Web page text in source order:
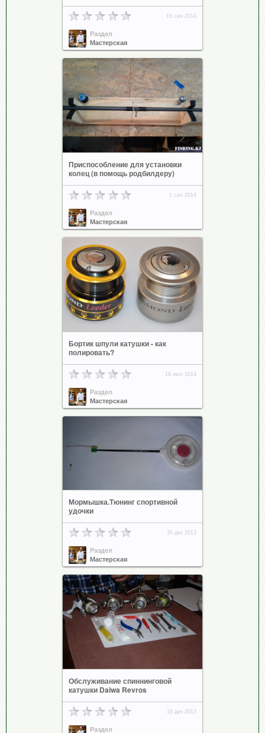
16 сен 2014
Раздел
Мастерская
Приспособление для установки
колец (в помощь родбилдеру)
1 сен 2014
Раздел
Мастерская
Бортик шпули катушки - как
полировать?
16 июл 2014
Раздел
Мастерская
Мормышка.Тюнинг спортивной
удочки
30 дек 2013
Раздел
Мастерская
Обслуживание спиннинговой
катушки Daiwa Revros
18 дек 2013
Раздел